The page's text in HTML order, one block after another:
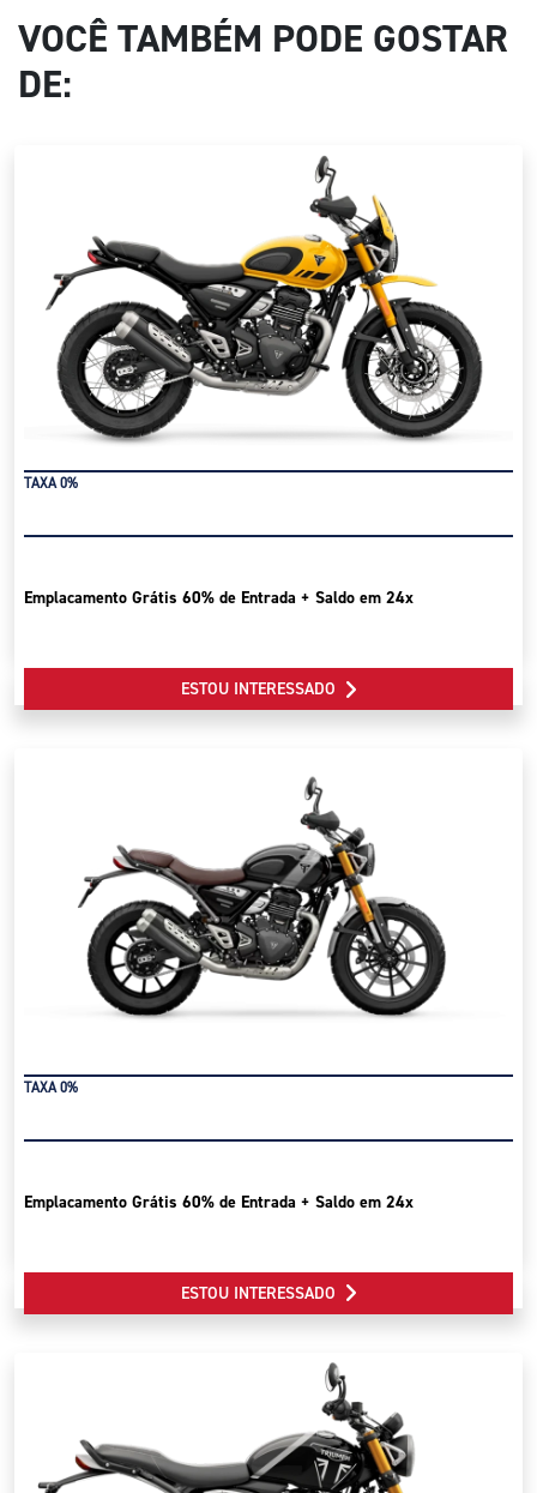
VOCÊ TAMBÉM PODE GOSTAR
DE:
TAXA 0%
Emplacamento Grátis 60% de Entrada + Saldo em 24x
ESTOU INTERESSADO
TAXA 0%
Emplacamento Grátis 60% de Entrada + Saldo em 24x
ESTOU INTERESSADO